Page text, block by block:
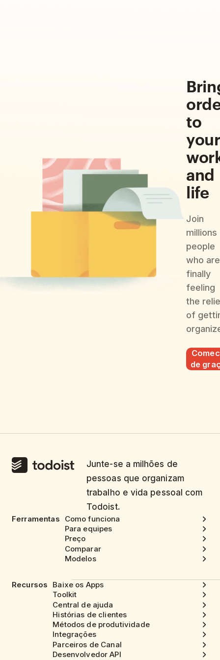
to
your
and
life
Join
people
who are
finally
feeling
the
of
de
Junte-se a milhões de
pessoas que organizam
trabalho e vida pessoal com
Todoist.
Ferramentas
Como funciona
Para equipes
Preço
Comparar
Modelos
Recursos
Baixe os Apps
Toolkit
Central de ajuda
Histórias de clientes
Métodos de produtividade
Integrações
Parceiros de Canal
Desenvolvedor API